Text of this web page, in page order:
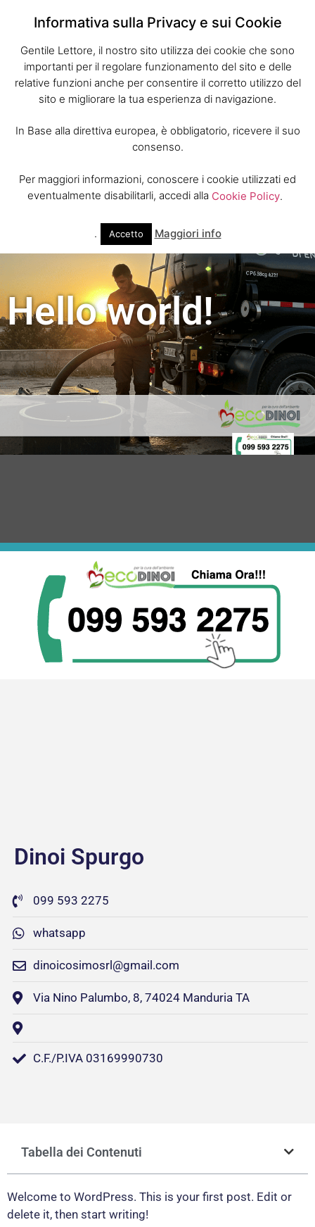
Hello world!
Dinoi Spurgo
099 593 2275
whatsapp
dinoicosimosrl@gmail.com
Via Nino Palumbo, 8, 74024 Manduria TA
C.F./P.IVA 03169990730
Tabella dei Contenuti
Welcome to WordPress. This is your first post. Edit or
delete it, then start writing!
Informativa sulla Privacy e sui Cookie
Gentile Lettore, il nostro sito utilizza dei cookie che sono
importanti per il regolare funzionamento del sito e delle
relative funzioni anche per consentire il corretto utilizzo del
sito e migliorare la tua esperienza di navigazione.
In Base alla direttiva europea, è obbligatorio, ricevere il suo
consenso.
Per maggiori informazioni, conoscere i cookie utilizzati ed
eventualmente disabilitarli, accedi alla Cookie Policy.
. Accetto Maggiori info